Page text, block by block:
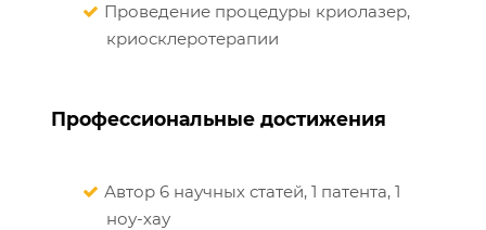
Проведение процедуры криолазер,
криосклеротерапии
Профессиональные достижения
Автор 6 научных статей, 1 патента, 1
ноу-хау